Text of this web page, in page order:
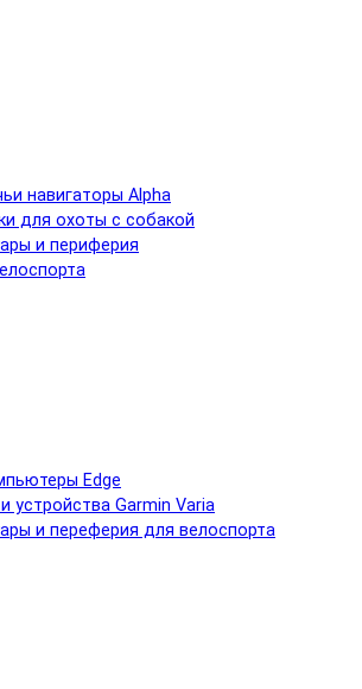
навигаторы Alpha
для охоты с собакой
и периферия
Edge
устройства Garmin Varia
и переферия для велоспорта